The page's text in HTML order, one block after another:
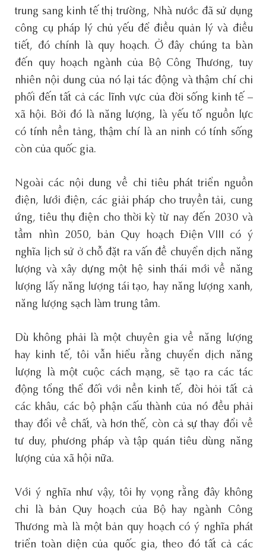
trung sang kinh tế thị trường, Nhà nước đã sử dụng
công cụ pháp lý chủ yếu để điều quản lý và điều
tiết, đó chính là quy hoạch. Ở đây chúng ta bàn
đến quy hoạch ngành của Bộ Công Thương, tuy
nhiên nội dung của nó lại tác động và thậm chí chi
phối đến tất cả các lĩnh vực của đời sống kinh tế –
xã hội. Bởi đó là năng lượng, là yếu tố nguồn lực
có tính nền tảng, thậm chí là an ninh có tính sống
còn của quốc gia.
Ngoài các nội dung về chỉ tiêu phát triển nguồn
điện, lưới điện, các giải pháp cho truyền tải, cung
ứng, tiêu thụ điện cho thời kỳ từ nay đến 2030 và
tầm nhìn 2050, bản Quy hoạch Điện VIII có ý
nghĩa lịch sử ở chỗ đặt ra vấn đề chuyển dịch năng
lượng và xây dựng một hệ sinh thái mới về năng
lượng lấy năng lượng tái tạo, hay năng lượng xanh,
năng lượng sạch làm trung tâm.
Dù không phải là một chuyên gia về năng lượng
hay kinh tế, tôi vẫn hiểu rằng chuyển dịch năng
lượng là một cuộc cách mạng, sẽ tạo ra các tác
động tổng thể đối với nền kinh tế, đòi hỏi tất cả
các khâu, các bộ phận cấu thành của nó đều phải
thay đổi về chất, và hơn thế, còn cả sự thay đổi về
tư duy, phương pháp và tập quán tiêu dùng năng
lượng của xã hội nữa.
Với ý nghĩa như vậy, tôi hy vọng rằng đây không
chỉ là bản Quy hoạch của Bộ hay ngành Công
Thương mà là một bản quy hoạch có ý nghĩa phát
triển toàn diện của quốc gia, theo đó tất cả các